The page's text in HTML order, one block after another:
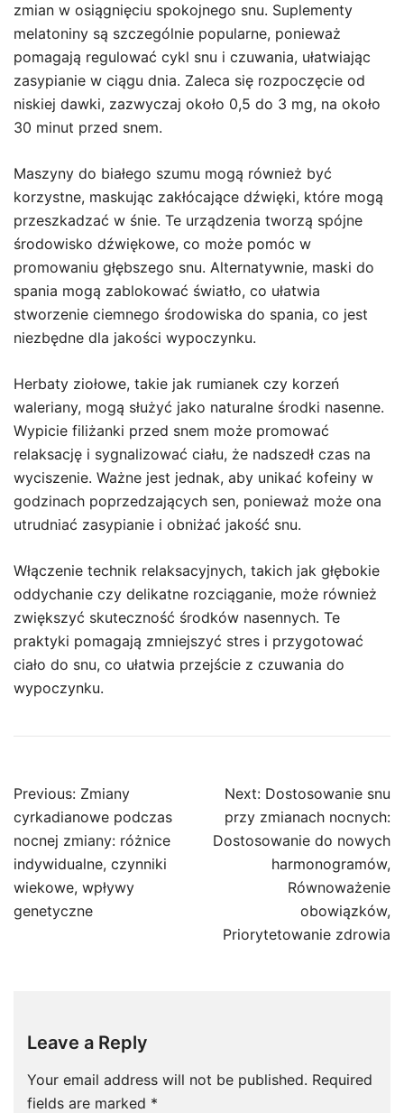
zmian w osiągnięciu spokojnego snu. Suplementy
melatoniny są szczególnie popularne, ponieważ
pomagają regulować cykl snu i czuwania, ułatwiając
zasypianie w ciągu dnia. Zaleca się rozpoczęcie od
niskiej dawki, zazwyczaj około 0,5 do 3 mg, na około
30 minut przed snem.
Maszyny do białego szumu mogą również być
korzystne, maskując zakłócające dźwięki, które mogą
przeszkadzać w śnie. Te urządzenia tworzą spójne
środowisko dźwiękowe, co może pomóc w
promowaniu głębszego snu. Alternatywnie, maski do
spania mogą zablokować światło, co ułatwia
stworzenie ciemnego środowiska do spania, co jest
niezbędne dla jakości wypoczynku.
Herbaty ziołowe, takie jak rumianek czy korzeń
waleriany, mogą służyć jako naturalne środki nasenne.
Wypicie filiżanki przed snem może promować
relaksację i sygnalizować ciału, że nadszedł czas na
wyciszenie. Ważne jest jednak, aby unikać kofeiny w
godzinach poprzedzających sen, ponieważ może ona
utrudniać zasypianie i obniżać jakość snu.
Włączenie technik relaksacyjnych, takich jak głębokie
oddychanie czy delikatne rozciąganie, może również
zwiększyć skuteczność środków nasennych. Te
praktyki pomagają zmniejszyć stres i przygotować
ciało do snu, co ułatwia przejście z czuwania do
wypoczynku.
Post
navigation
Previous: Zmiany
cyrkadianowe podczas
nocnej zmiany: różnice
indywidualne, czynniki
wiekowe, wpływy
genetyczne
Next: Dostosowanie snu
przy zmianach nocnych:
Dostosowanie do nowych
harmonogramów,
Równoważenie
obowiązków,
Priorytetowanie zdrowia
Leave a Reply
Your email address will not be published. Required
fields are marked *